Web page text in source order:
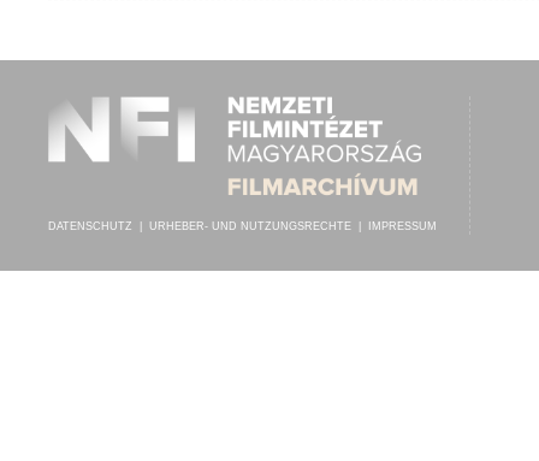
DATENSCHUTZ URHEBER- UND NUTZUNGSRECHTE IMPRESSUM